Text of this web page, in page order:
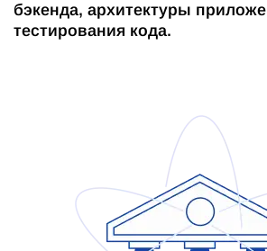
бэкенда, архитектуры
тестирования кода.